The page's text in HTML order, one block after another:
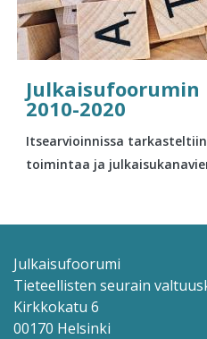
2010-2020
Itsearvioinnissa
toimintaa ja
Julkaisufoorumi
Tieteellisten seurain
Kirkkokatu 6
00170 Helsinki